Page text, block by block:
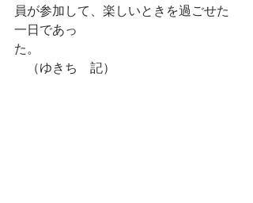
員が参加して、楽しいときを過ごせた
一日であっ
た。
（ゆきち　記）